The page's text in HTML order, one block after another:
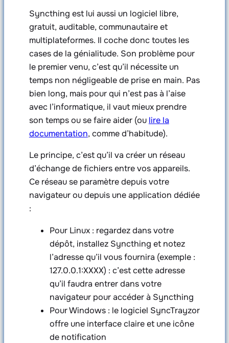
Syncthing est lui aussi un logiciel libre,
gratuit, auditable, communautaire et
multiplateformes. Il coche donc toutes les
cases de la génialitude. Son problème pour
le premier venu, c’est qu’il nécessite un
temps non négligeable de prise en main. Pas
bien long, mais pour qui n’est pas à l’aise
avec l’informatique, il vaut mieux prendre
son temps ou se faire aider (ou lire la
documentation, comme d’habitude).
Le principe, c’est qu’il va créer un réseau
d’échange de fichiers entre vos appareils.
Ce réseau se paramètre depuis votre
navigateur ou depuis une application dédiée
:
Pour Linux : regardez dans votre
dépôt, installez Syncthing et notez
l’adresse qu’il vous fournira (exemple :
127.0.0.1:XXXX) : c’est cette adresse
qu’il faudra entrer dans votre
navigateur pour accéder à Syncthing
Pour Windows : le logiciel SyncTrayzor
offre une interface claire et une icône
de notification